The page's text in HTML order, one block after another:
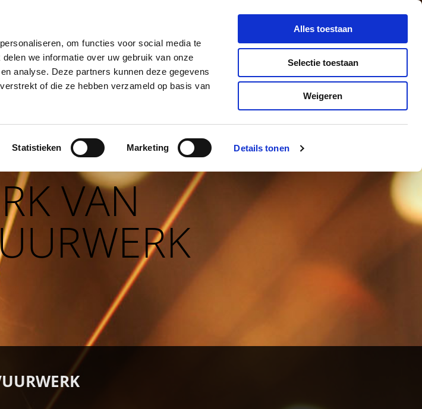
om functies voor social media te
we informatie over uw gebruik van onze
analyse. Deze partners kunnen deze gegevens
of die ze hebben verzameld op basis van
Statistieken Marketing Details tonen
Alles toestaan
Selectie toestaan
Weigeren
VUURWERKLETTERS VEILIG VUURWERK
VAN